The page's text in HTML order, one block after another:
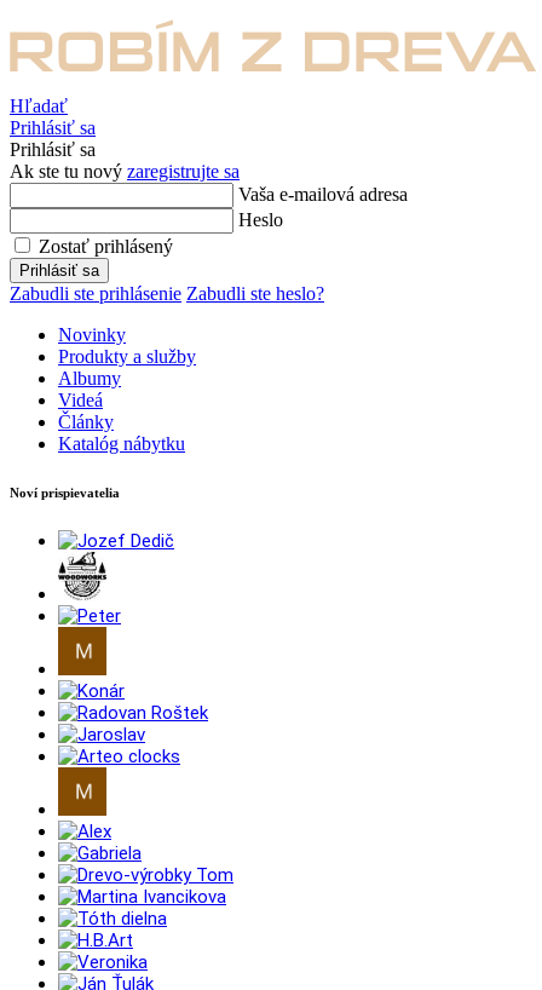
Hľadať
Prihlásiť sa
Prihlásiť sa
Ak ste tu nový zaregistrujte sa
Vaša e-mailová adresa
Heslo
Zostať prihlásený
Prihlásiť sa
Zabudli ste prihlásenie Zabudli ste heslo?
Novinky
Produkty a služby
Albumy
Videá
Články
Katalóg nábytku
Noví prispievatelia